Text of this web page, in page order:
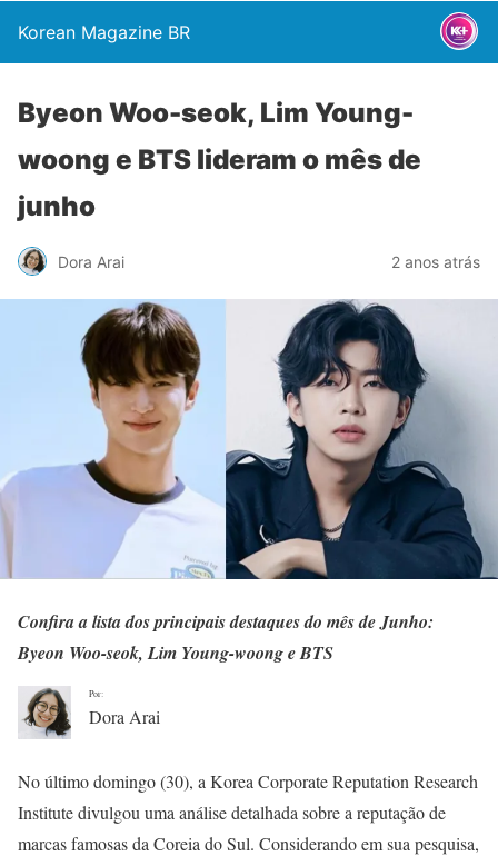
Korean Magazine BR
Byeon Woo-seok, Lim Young-
woong e BTS lideram o mês de
junho
Dora Arai 2 anos atrás
Confira a lista dos principais destaques do mês de Junho:
Byeon Woo-seok, Lim Young-woong e BTS
Por:
Dora Arai
No último domingo (30), a Korea Corporate Reputation Research
Institute divulgou uma análise detalhada sobre a reputação de
marcas famosas da Coreia do Sul. Considerando em sua pesquisa,